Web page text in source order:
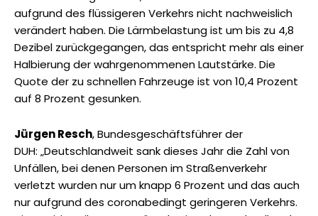
aufgrund des flüssigeren Verkehrs nicht nachweislich
verändert haben. Die Lärmbelastung ist um bis zu 4,8
Dezibel zurückgegangen, das entspricht mehr als einer
Halbierung der wahrgenommenen Lautstärke. Die
Quote der zu schnellen Fahrzeuge ist von 10,4 Prozent
auf 8 Prozent gesunken.
Jürgen Resch, Bundesgeschäftsführer der
DUH: „Deutschlandweit sank dieses Jahr die Zahl von
Unfällen, bei denen Personen im Straßenverkehr
verletzt wurden nur um knapp 6 Prozent und das auch
nur aufgrund des coronabedingt geringeren Verkehrs.